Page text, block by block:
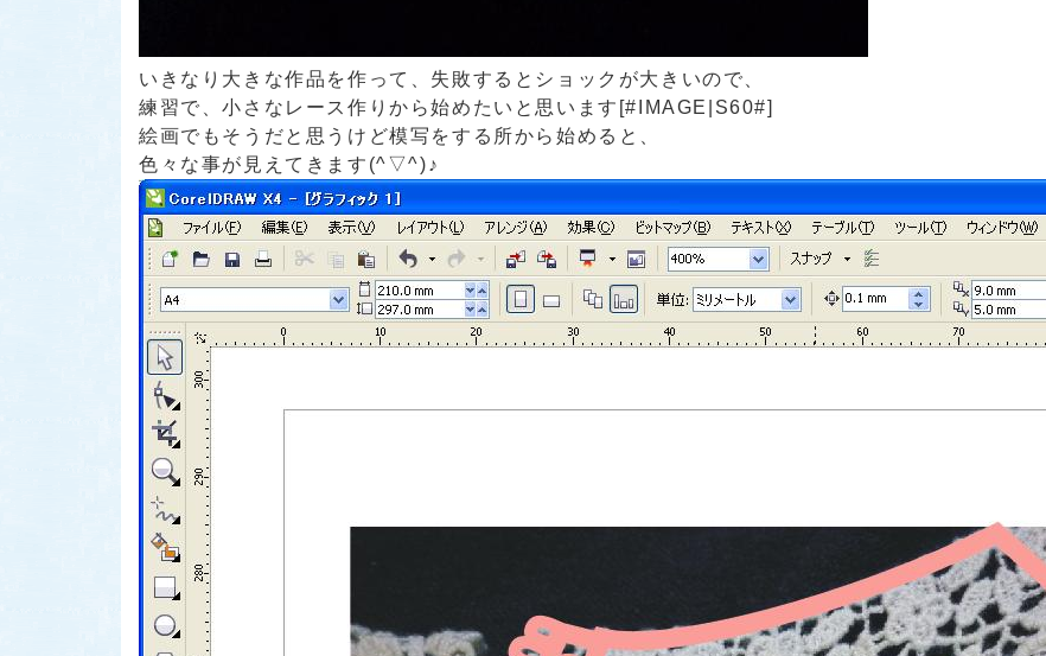
いきなり大きな作品を作って、失敗するとショックが大きいので、
練習で、小さなレース作りから始めたいと思います[#IMAGE|S60#]
絵画でもそうだと思うけど模写をする所から始めると、
色々な事が見えてきます(^▽^)♪